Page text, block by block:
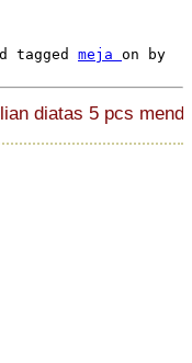
tagged meja on
by
5 pcs